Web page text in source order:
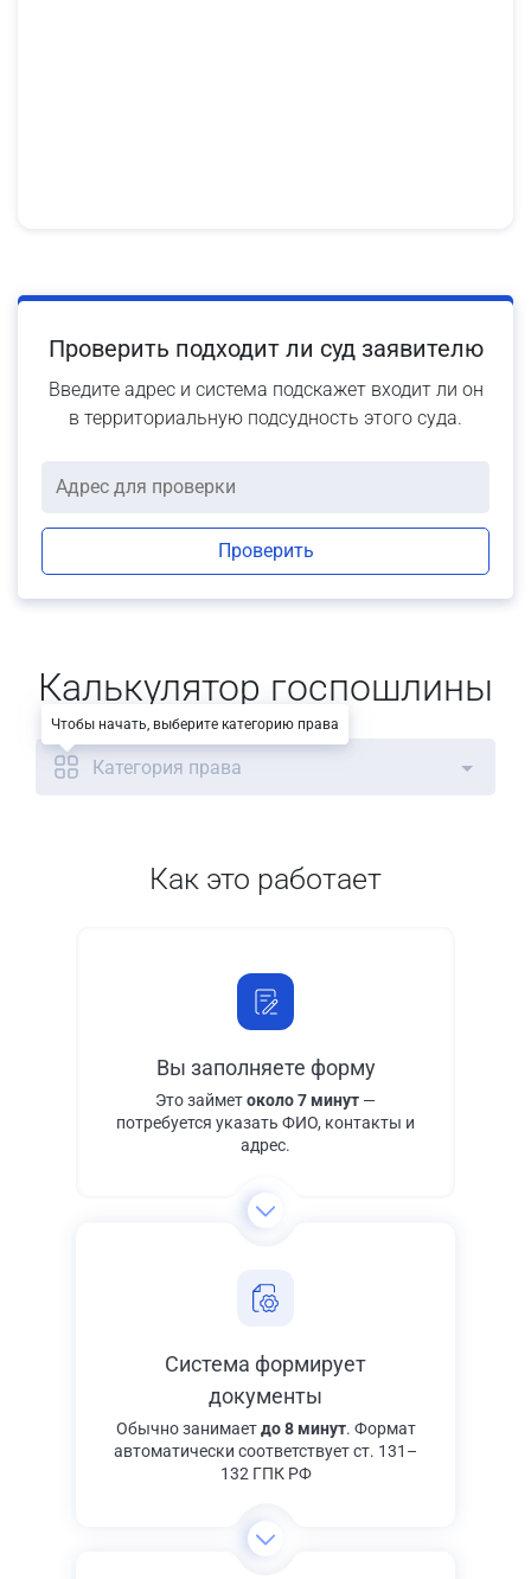
Проверить подходит ли суд заявителю
Введите адрес и система подскажет входит ли он
в территориальную подсудность этого суда.
Проверить
Калькулятор госпошлины
Категория права
Как это работает
Вы заполняете форму
Это займетоколо 7 минут —
потребуется указать ФИО, контакты и
адрес.
Система формирует
документы
Обычно занимаетдо 8 минут. Формат
автоматически соответствует ст. 131–
132 ГПК РФ
Чтобы начать, выберите категорию права